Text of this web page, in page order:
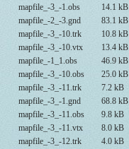
mapfile_-3_-1.obs
14.1 kB
mapfile_-2_-3.gnd
83.1 kB
mapfile_-3_-10.trk
10.8 kB
mapfile_-3_-10.vtx
13.4 kB
mapfile_-1_1.obs
46.9 kB
mapfile_-3_-10.obs
25.0 kB
mapfile_-3_-11.trk
7.2 kB
mapfile_-3_-1.gnd
68.8 kB
mapfile_-3_-11.obs
9.8 kB
mapfile_-3_-11.vtx
8.0 kB
mapfile_-3_-12.trk
4.0 kB